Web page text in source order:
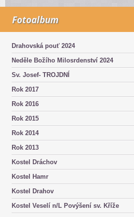
Fotoalbum
Drahovská pouť 2024
Neděle Božího Milosrdenství 2024
Sv. Josef- TROJDNÍ
Rok 2017
Rok 2016
Rok 2015
Rok 2014
Rok 2013
Kostel Dráchov
Kostel Hamr
Kostel Drahov
Kostel Veselí n/L Povýšení sv. Kříže